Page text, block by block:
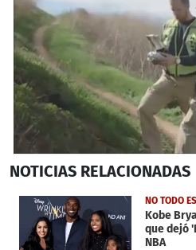
seconds
2
minutes,
seconds
NOTICIAS RELACIONADAS
NO TODO
Kobe
que dejó
NBA